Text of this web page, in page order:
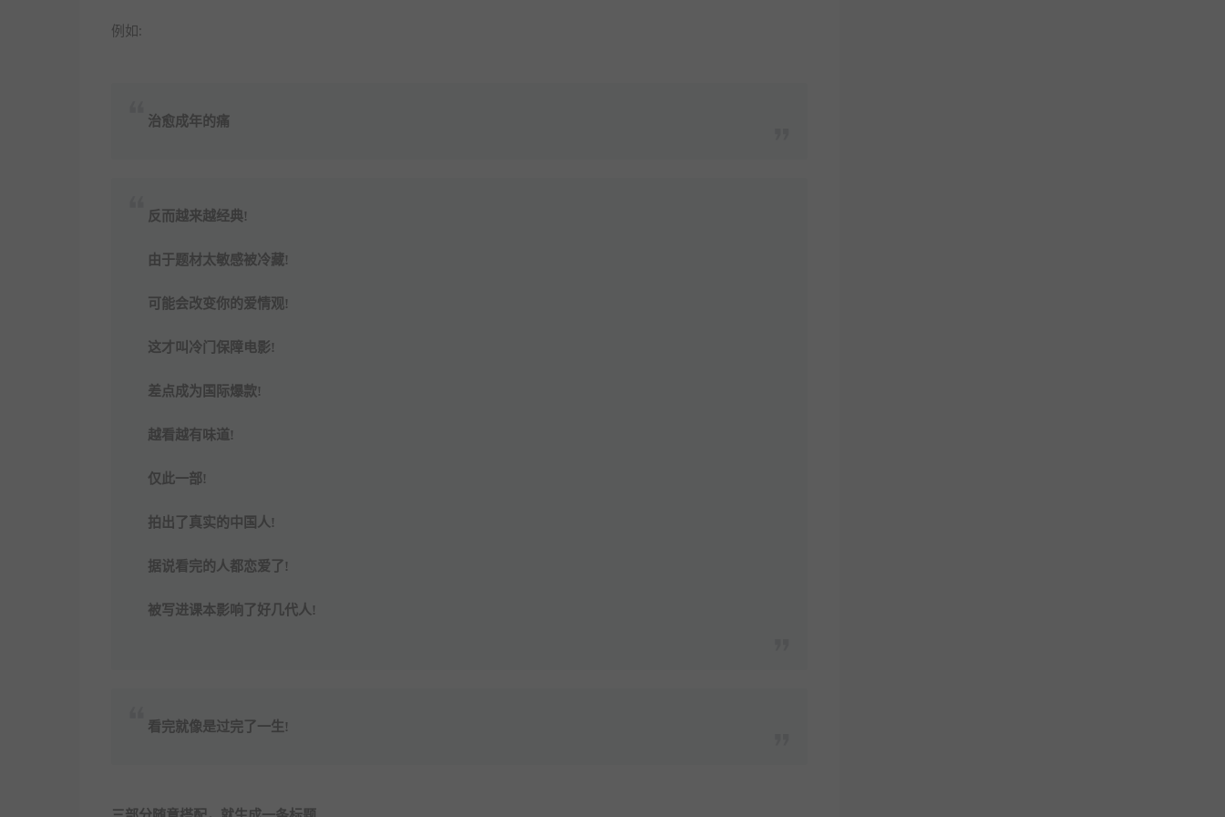
例如:
治愈成年的痛
反而越来越经典!
由于题材太敏感被冷藏!
可能会改变你的爱情观!
这才叫冷门保障电影!
差点成为国际爆款!
越看越有味道!
仅此一部!
拍出了真实的中国人!
据说看完的人都恋爱了!
被写进课本影响了好几代人!
看完就像是过完了一生!